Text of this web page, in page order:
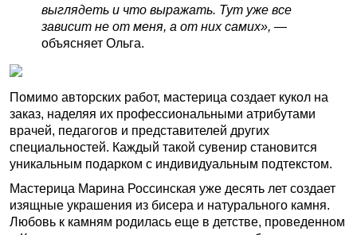
выглядеть и что выражать. Тут уже все
зависит не от меня, а от них самих», —
объясняет Ольга.
Помимо авторских работ, мастерица создает кукол на
заказ, наделяя их профессиональными атрибутами
врачей, педагогов и представителей других
специальностей. Каждый такой сувенир становится
уникальным подарком с индивидуальным подтекстом.
Мастерица Марина Россинская уже десять лет создает
изящные украшения из бисера и натурального камня.
Любовь к камням родилась еще в детстве, проведенном